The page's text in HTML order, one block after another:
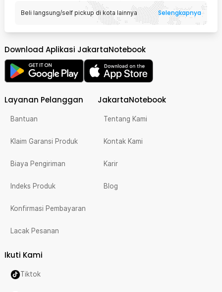
Beli langsung/self pickup di kota lainnya Selengkapnya
Download Aplikasi JakartaNotebook
Layanan Pelanggan
Bantuan
Klaim Garansi Produk
Biaya Pengiriman
Indeks Produk
Konfirmasi Pembayaran
Lacak Pesanan
JakartaNotebook
Tentang Kami
Kontak Kami
Karir
Blog
Ikuti Kami
Tiktok